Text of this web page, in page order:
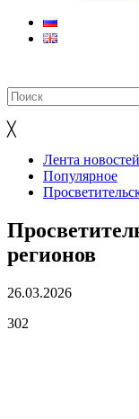
╳
Лента новостей
Популярное
регионов
26.03.2026
302